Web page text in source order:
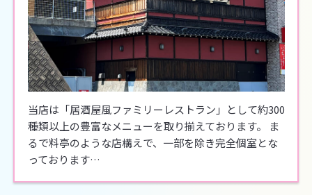
当店は「居酒屋風ファミリーレストラン」として約300
種類以上の豊富なメニューを取り揃えております。 ま
るで料亭のような店構えで、一部を除き完全個室とな
っております…